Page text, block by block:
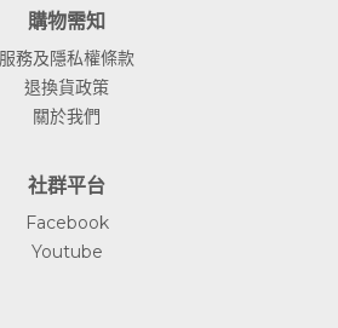
購物需知
服務及隱私權條款
退換貨政策
關於我們
社群平台
Facebook
Youtube